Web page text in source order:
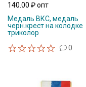
140.00 ₽ опт
Медаль ВКС, медаль
черн.крест на колодке
триколор
0